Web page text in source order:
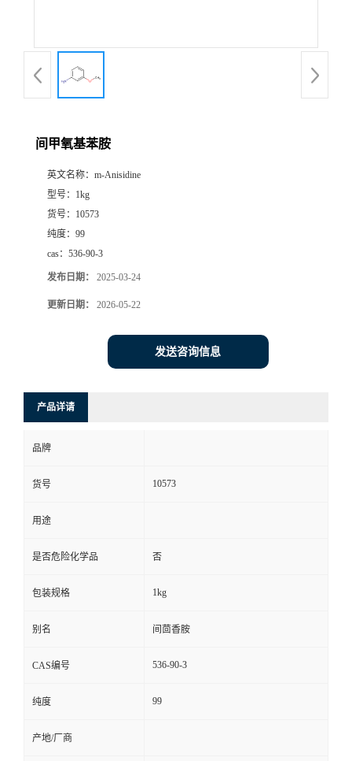
间甲氧基苯胺
英文名称： m-Anisidine
型号： 1kg
货号： 10573
纯度： 99
cas： 536-90-3
发布日期： 2025-03-24
更新日期： 2026-05-22
发送咨询信息
产品详请
品牌
货号 10573
用途
是否危险化学品 否
包装规格 1kg
别名 间茴香胺
CAS编号 536-90-3
纯度 99
产地/厂商